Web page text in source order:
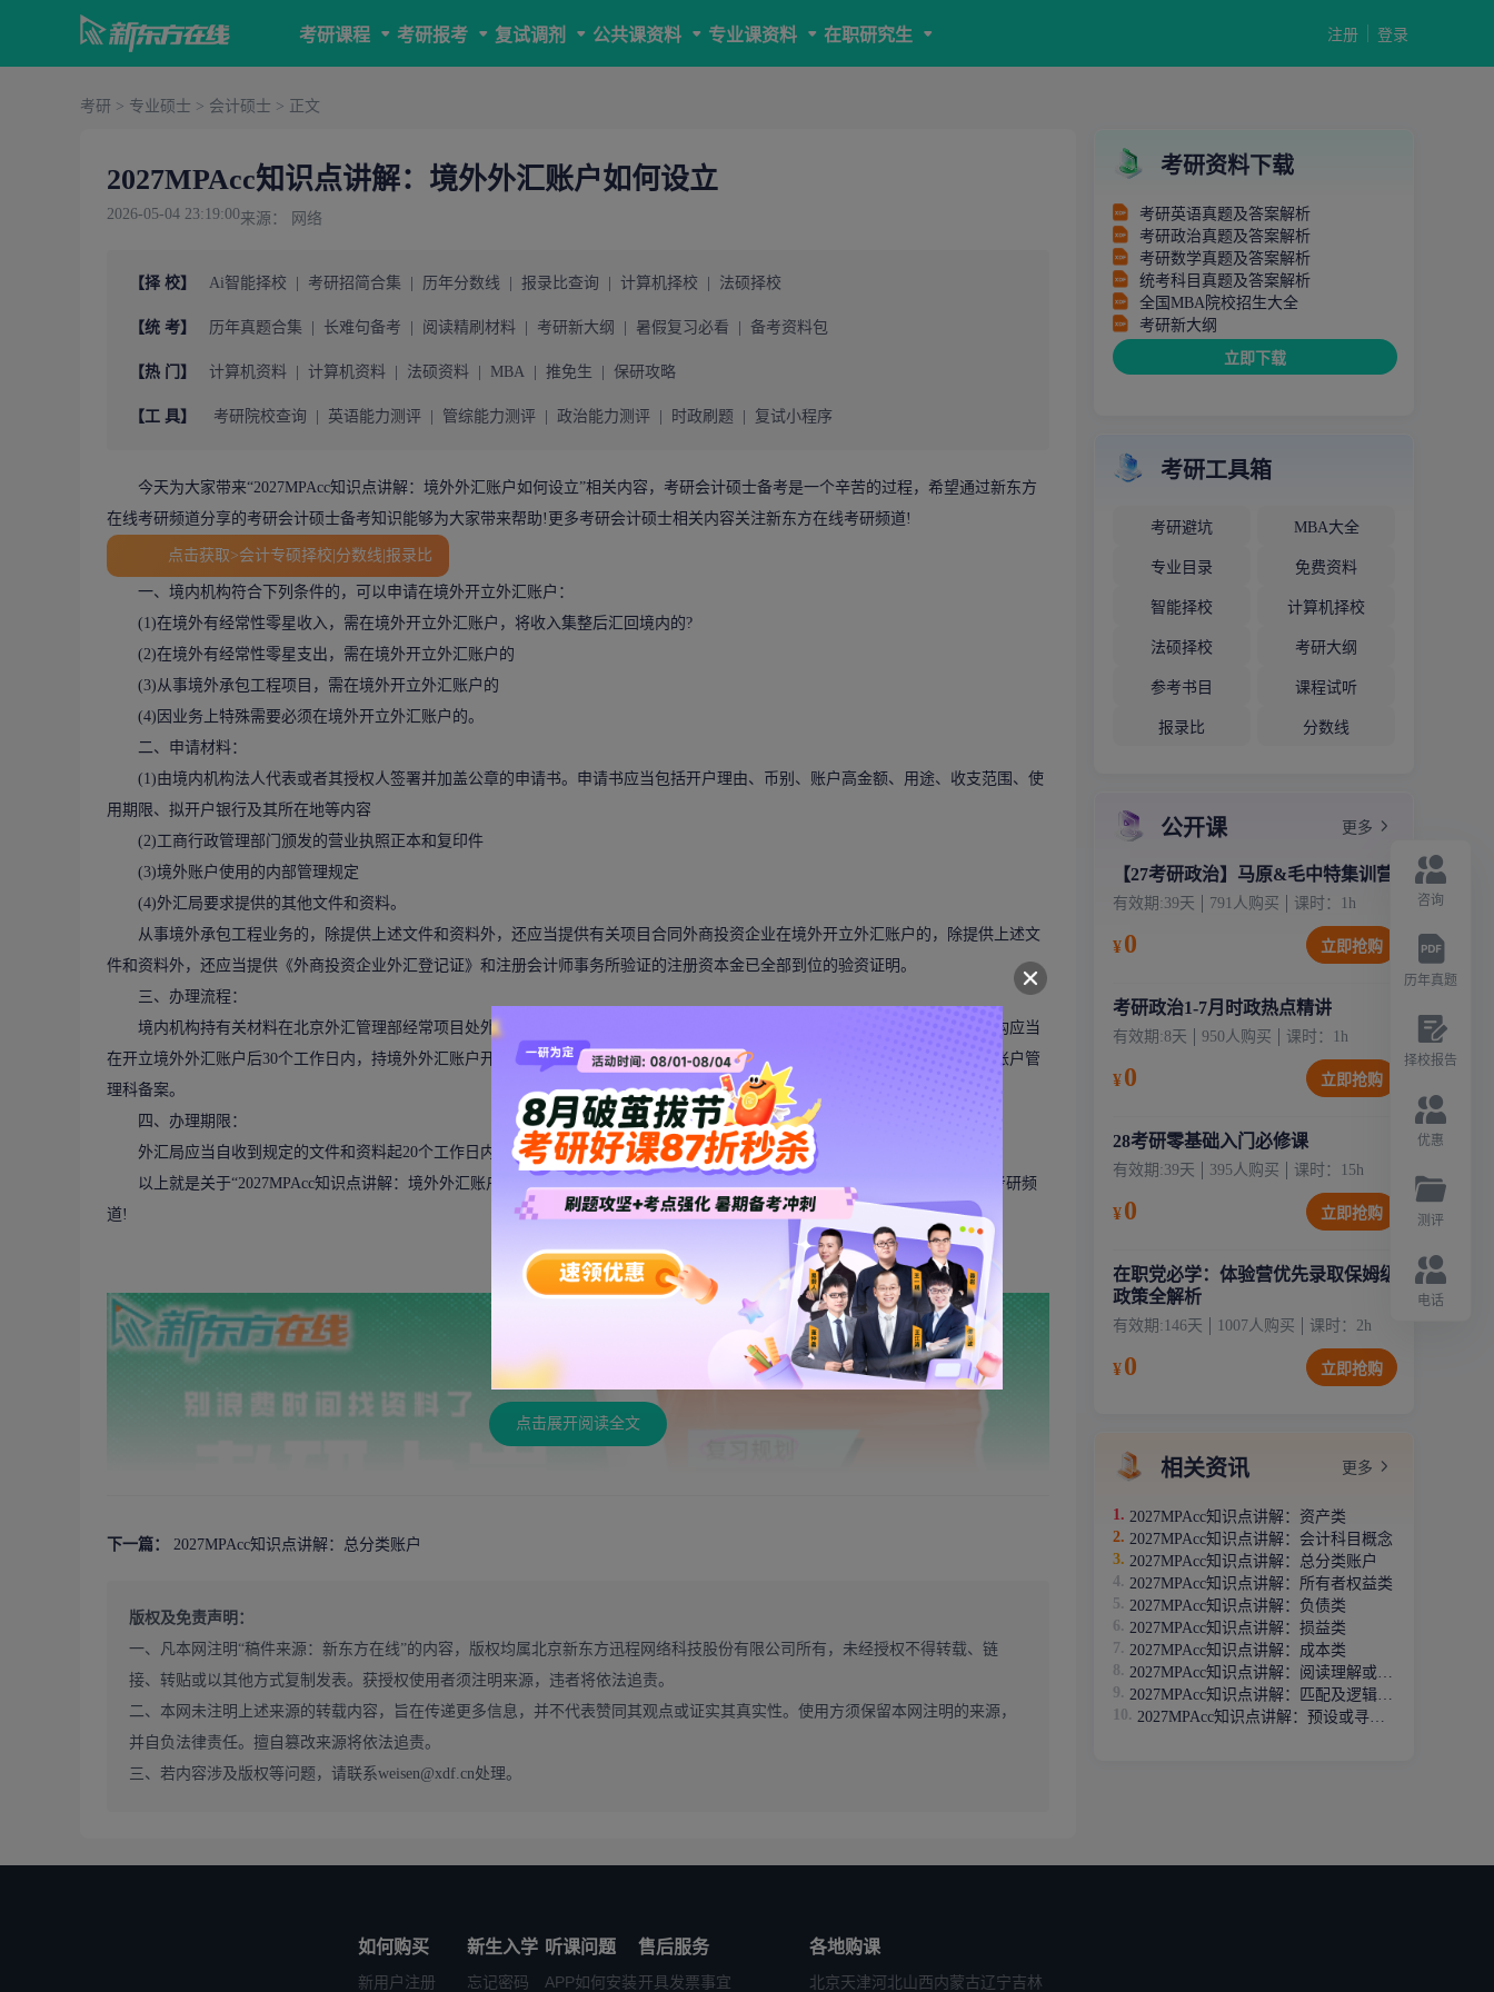
考研课程 考研报考 复试调剂 公共课资料 专业课资料 在职研究生 注册 登录
考研 > 专业硕士 > 会计硕士 > 正文
2027MPAcc知识点讲解：境外外汇账户如何设立
2026-05-04 23:19:00来源： 网络
【择 校】 Ai智能择校 考研招简合集 历年分数线 报录比查询 计算机择校 法硕择校
【统 考】 历年真题合集 长难句备考 阅读精刷材料 考研新大纲 暑假复习必看 备考资料包
【热 门】 计算机资料 计算机资料 法硕资料 MBA 推免生 保研攻略
【工 具】 考研院校查询 英语能力测评 管综能力测评 政治能力测评 时政刷题 复试小程序
今天为大家带来“2027MPAcc知识点讲解：境外外汇账户如何设立”相关内容， 考研会计硕士备考是一个辛苦的过程，希望通过新东方
在线考研频道分享的考研会计硕士备考知识能够为大家带来帮助!更多考研会计硕士相关内容关注新东方在线考研频道!
点击获取>会计专硕择校|分数线|报录比
一、境内机构符合下列条件的，可以申请在境外开立外汇账户：
(1)在境外有经常性零星收入，需在境外开立外汇账户，将收入集整后汇回境内的?
(2)在境外有经常性零星支出，需在境外开立外汇账户的
(3)从事境外承包工程项目，需在境外开立外汇账户的
(4)因业务上特殊需要必须在境外开立外汇账户的。
二、申请材料：
(1)由境内机构法人代表或者其授权人签署并加盖公章的申请书。申请书应当包括开户理由、币别、账户高金额、用途、收支范围、使
用期限、拟开户银行及其所在地等内容
(2)工商行政管理部门颁发的营业执照正本和复印件
(3)境外账户使用的内部管理规定
(4)外汇局要求提供的其他文件和资料。
从事境外承包工程业务的，除提供上述文件和资料外，还应当提供有关项目合同外商投资企业在境外开立外汇账户的，除提供上述文
件和资料外，还应当提供《外商投资企业外汇登记证》和注册会计师事务所验证的注册资本金已全部到位的验资证明。
三、办理流程：
境内机构持有关材料在北京外汇管理部经常项目处外汇账户管理科办理，经外汇局批准后，方可在境外开立外汇账户。境内机构应当
在开立境外外汇账户后30个工作日内，持境外外汇账户开户银行名称、账号、开户人名称等资料在北京外汇管理部经常项目处外汇账户管
理科备案。
四、办理期限：
外汇局应当自收到规定的文件和资料起20个工作日内予以答复。
以上就是关于“2027MPAcc知识点讲解：境外外汇账户如何设立”的内容，更多考研会计硕士精彩内容，请持续关注新东方在线考研频
道!
点击展开阅读全文
下一篇： 2027MPAcc知识点讲解：总分类账户
版权及免责声明：
一、凡本网注明“稿件来源：新东方在线”的内容，版权均属北京新东方迅程网络科技股份有限公司所有，未经授权不得转载、链
接、转贴或以其他方式复制发表。获授权使用者须注明来源，违者将依法追责。
二、本网未注明上述来源的转载内容，旨在传递更多信息，并不代表赞同其观点或证实其真实性。使用方须保留本网注明的来源，
并自负法律责任。擅自篡改来源将依法追责。
三、若内容涉及版权等问题，请联系weisen@xdf.cn处理。
考研资料下载
考研英语真题及答案解析
考研政治真题及答案解析
考研数学真题及答案解析
统考科目真题及答案解析
全国MBA院校招生大全
考研新大纲
立即下载
考研工具箱
考研避坑 MBA大全
专业目录 免费资料
智能择校 计算机择校
法硕择校 考研大纲
参考书目 课程试听
报录比 分数线
公开课 更多
【27考研政治】马原&毛中特集训营
有效期:39天 791人购买 课时： 1 h
¥0 立即抢购
考研政治1-7月时政热点精讲
有效期:8天 950人购买 课时： 1 h
¥0 立即抢购
28考研零基础入门必修课
有效期:39天 395人购买 课时： 15 h
¥0 立即抢购
在职党必学：体验营优先录取保姆级
政策全解析
有效期: 146天 1007人购买 课时： 2 h
¥0 立即抢购
相关资讯 更多
2027MPAcc知识点讲解：资产类
2027MPAcc知识点讲解：会计科目概念
2027MPAcc知识点讲解：总分类账户
2027MPAcc知识点讲解：所有者权益类
2027MPAcc知识点讲解：负债类
2027MPAcc知识点讲解：损益类
2027MPAcc知识点讲解：成本类
2027MPAcc知识点讲解：阅读理解或语义分析型
2027MPAcc知识点讲解：匹配及逻辑运算型
2027MPAcc知识点讲解：预设或寻找假设型
如何购买
新用户注册
新生入学
忘记密码
听课问题
APP如何安装
售后服务
开具发票事宜
各地购课
北京天津河北山西内蒙古辽宁吉林
咨询
历年真题
择校报告
优惠
测评
电话